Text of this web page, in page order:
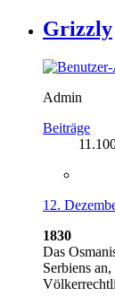
Grizzly
Admin
Beiträge
12.
1830
Das
Serbiens